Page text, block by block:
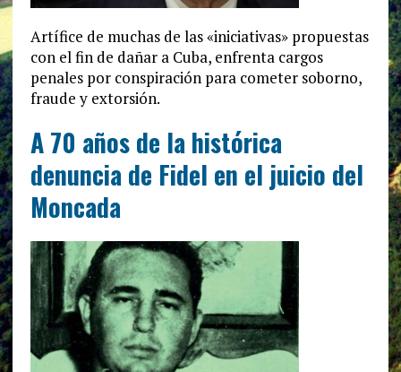
Artífice de muchas de las «iniciativas» propuestas
con el fin de dañar a Cuba, enfrenta cargos
penales por conspiración para cometer soborno,
fraude y extorsión.
A 70 años de la histórica
denuncia de Fidel en el juicio del
Moncada